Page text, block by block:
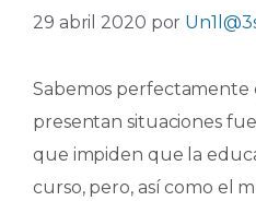
29 abril 2020 por
Sabemos perfectamente
presentan situaciones
que impiden que la
curso, pero, así como el